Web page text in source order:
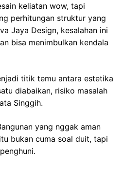
keliatan wow, tapi
perhitungan struktur yang
Jaya Design, kesalahan ini
bisa menimbulkan kendala
titik temu antara estetika
diabaikan, risiko masalah
Singgih.
yang nggak aman
bukan cuma soal duit, tapi